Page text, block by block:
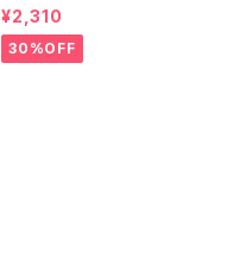
ット ソフトブラ（トマトレッド）2
2457 SALE 送料無料
¥2,310
30%OFF